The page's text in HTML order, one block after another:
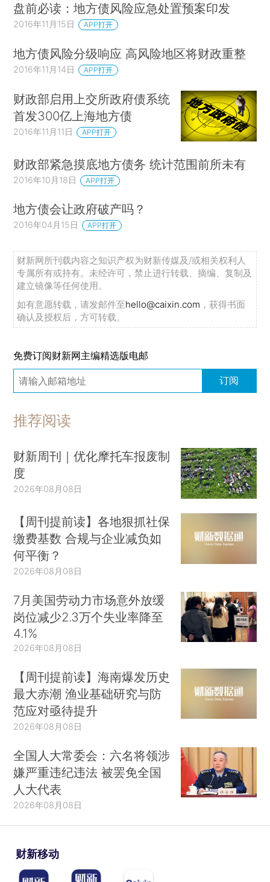
盘前必读：地方债风险应急处置预案印发
2016年11月15日 APP打开
地方债风险分级响应 高风险地区将财政重整
2016年11月14日 APP打开
财政部启用上交所政府债系统
首发300亿上海地方债
2016年11月11日 APP打开
财政部紧急摸底地方债务 统计范围前所未有
2016年10月18日 APP打开
地方债会让政府破产吗？
2016年04月15日 APP打开
财新网所刊载内容之知识产权为财新传媒及/或相关权利人
专属所有或持有。未经许可，禁止进行转载、摘编、复制及
建立镜像等任何使用。
如有意愿转载，请发邮件至hello@caixin.com ，获得书面
确认及授权后，方可转载。
免费订阅财新网主编精选版电邮
订阅
推荐阅读
财新周刊｜优化摩托车报废制
度
2026年08月08日
【周刊提前读】各地狠抓社保
缴费基数 合规与企业减负如
何平衡？
2026年08月08日
7月美国劳动力市场意外放缓
岗位减少2.3万个失业率降至
4.1%
2026年08月08日
【周刊提前读】海南爆发历史
最大赤潮 渔业基础研究与防
范应对亟待提升
2026年08月08日
全国人大常委会：六名将领涉
嫌严重违纪违法 被罢免全国
人大代表
2026年08月08日
财新移动